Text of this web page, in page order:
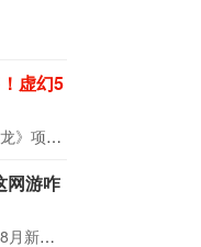
虚幻5
宣布解散
网游咋
8月新游前瞻：《诡秘之主》领衔